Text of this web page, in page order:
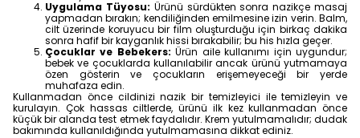
Uygulama Tüyosu: Ürünü sürdükten sonra nazikçe masaj
yapmadan bırakın; kendiliğinden emilmesine izin verin. Balm,
cilt üzerinde koruyucu bir film oluşturduğu için birkaç dakika
sonra hafif bir kayganlık hissi bırakabilir; bu his hızla geçer.
Çocuklar ve Bebekers: Ürün aile kullanımı için uygundur;
bebek ve çocuklarda kullanılabilir ancak ürünü yutmamaya
özen gösterin ve çocukların erişemeyeceği bir yerde
muhafaza edin.
Kullanmadan önce cildinizi nazik bir temizleyici ile temizleyin ve
kurulayın. Çok hassas ciltlerde, ürünü ilk kez kullanmadan önce
küçük bir alanda test etmek faydalıdır. Krem yutulmamalıdır; dudak
bakımında kullanıldığında yutulmamasına dikkat ediniz.